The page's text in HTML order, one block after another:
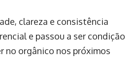
clareza e consistência
e passou a ser condição
no orgânico nos próximos